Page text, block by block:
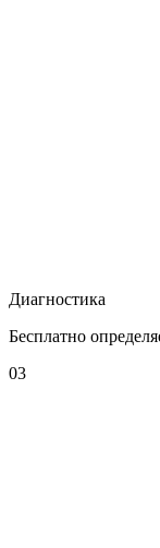
Диагностика
Бесплатно
03